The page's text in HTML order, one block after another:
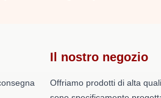
Il nostro negozio
Offriamo prodotti di alta